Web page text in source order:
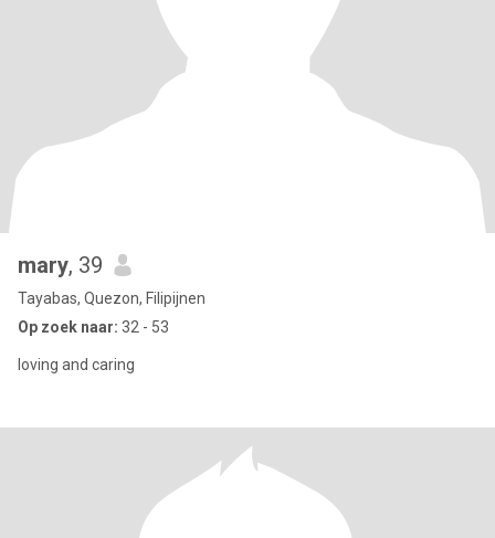
mary, 39
Tayabas, Quezon, Filipijnen
Op zoek naar: 32 - 53
loving and caring